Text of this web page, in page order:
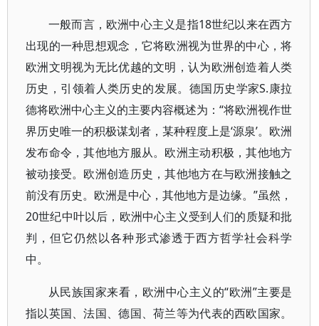
一般而言，欧洲中心主义是指18世纪以来在西方
出现的一种思想观念，它将欧洲视为世界的中心，将
欧洲文明视为无比优越的文明，认为欧洲创造着人类
历史，引领着人类历史的发展。德国历史学家S.康拉
德将欧洲中心主义的主要内容概述为：“将欧洲视作世
界历史唯一的积极谋划者，某种程度上是‘源泉’。欧洲
发布命令，其他地方服从。欧洲主动积极，其他地方
被动接受。欧洲创造历史，其他地方在与欧洲接触之
前没有历史。欧洲是中心，其他地方是边缘。”虽然，
20世纪中叶以后，欧洲中心主义受到人们的质疑和批
判，但它仍然以各种形式渗透于西方哲学社会科学
中。
从民族国家来看，欧洲中心主义的“欧洲”主要是
指以英国、法国、德国、荷兰等为代表的西欧国家。